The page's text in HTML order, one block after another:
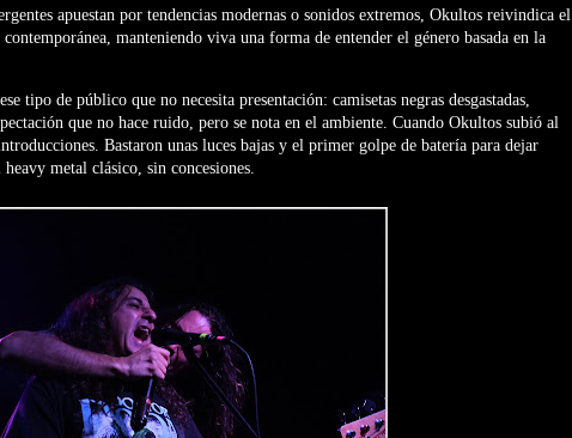
apuestan por tendencias modernas o sonidos extremos, Okultos reivindica el
manteniendo viva una forma de entender el género basada en la
tipo de público que no necesita presentación: camisetas negras desgastadas,
que no hace ruido, pero se nota en el ambiente. Cuando Okultos subió al
Bastaron unas luces bajas y el primer golpe de batería para dejar
metal clásico, sin concesiones.